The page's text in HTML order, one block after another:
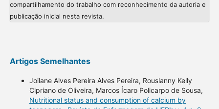
compartilhamento do trabalho com reconhecimento da autoria e
publicação inicial nesta revista.
Artigos Semelhantes
Joilane Alves Pereira Alves Pereira, Rouslanny Kelly
Cipriano de Oliveira, Marcos Ícaro Policarpo de Sousa,
Nutritional status and consumption of calcium by